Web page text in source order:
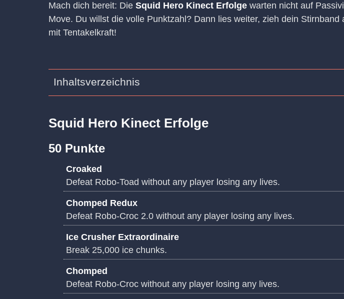
Mach dich bereit: Die Squid Hero Kinect Erfolge warten nicht auf
Move. Du willst die volle Punktzahl? Dann lies weiter, zieh dein Stirnband
mit Tentakelkraft!
Inhaltsverzeichnis
Squid Hero Kinect Erfolge
50 Punkte
Croaked
Defeat Robo-Toad without any player losing any lives.
Chomped Redux
Defeat Robo-Croc 2.0 without any player losing any lives.
Ice Crusher Extraordinaire
Break 25,000 ice chunks.
Chomped
Defeat Robo-Croc without any player losing any lives.